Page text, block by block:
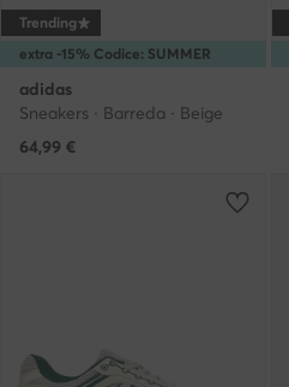
extra -15% Codice: SUMMER
Trending
adidas
Sneakers · Barreda · Beige
64,99 €